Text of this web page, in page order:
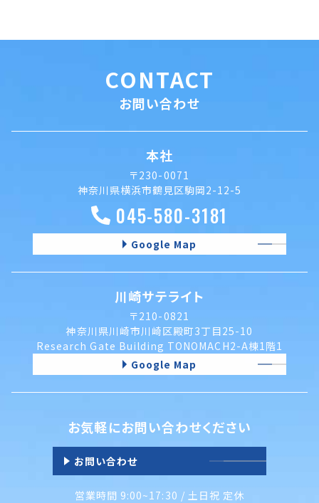
CONTACT
お問い合わせ
本社
〒230-0071
神奈川県横浜市鶴見区駒岡2-12-5
045-580-3181
Google Map
川崎サテライト
〒210-0821
神奈川県川崎市川崎区殿町3丁目25-10
Research Gate Building TONOMACH2-A棟1階1
Google Map
お気軽にお問い合わせください
お問い合わせ
営業時間 9:00~17:30 / 土日祝 定休